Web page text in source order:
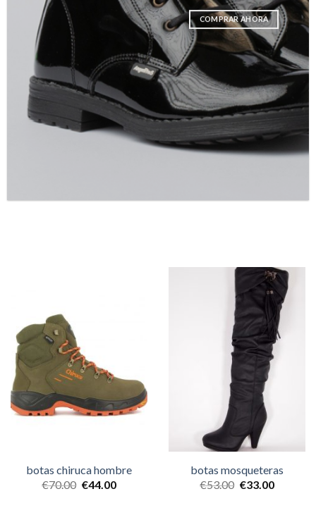
COMPRAR AHORA
botas chiruca hombre
€70.00 €44.00
botas mosqueteras
€53.00 €33.00